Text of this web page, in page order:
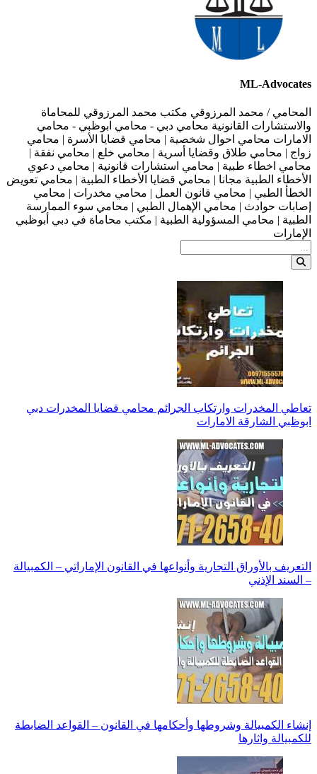
ML-Advocates
المحامي / محمد المرزوقي مكتب محمد المرزوقي للمحاماة
والاستشارات القانونية محامي دبي - محامي ابوظبي - محامي
الامارات محامي احوال شخصية | محامي قضايا الأسرة | محامي
زواج | محامي طلاق وقضايا أسرية | محامي خلع | محامي نفقة |
محامي اخطاء طبية | محامي استشارات قانونية | محامي دعوي
الأخطاء الطبية مجانا | محامي قضايا الأخطاء الطبية | محامي تعويض
الخطأ الطبي | محامي قانون العمل | محامي مخدرات | محامي
إصابات حوادث | محامي الإهمال الطبي | محامي سوء الممارسة
الطبية | محامي المسؤولية الطبية | مكتب محاماة في دبي أبوظبي
الإمارات
تعاطي المخدرات وارتكاب الجرائم محامي قضايا المخدرات دبي
ابوظبي الشارقة الامارات
التعريف بالأوراق التجارية وأنواعها في القانون الإماراتي – الكمبيالة
– السند الإذني
إنشاء الكمبيالة وشروطها وأحكامها في القانون – القواعد الضابطة
للكمبيالة واثارها